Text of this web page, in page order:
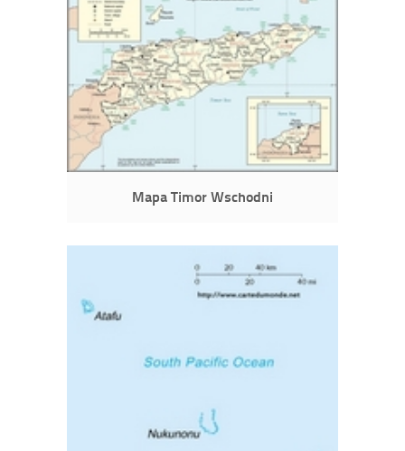
Mapa Timor Wschodni